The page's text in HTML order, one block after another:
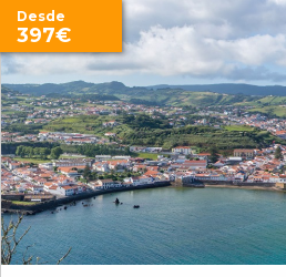
Desde
397€